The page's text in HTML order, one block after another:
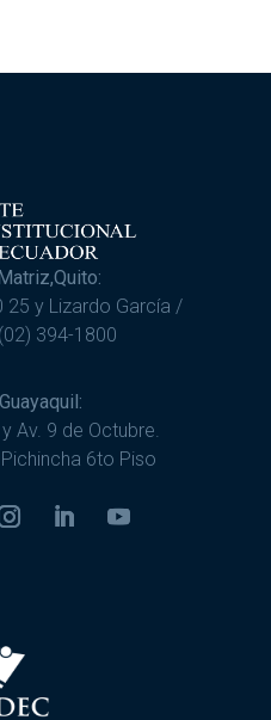
25 y Lizardo García /
(02) 394-1800
Av. 9 de Octubre.
6to Piso